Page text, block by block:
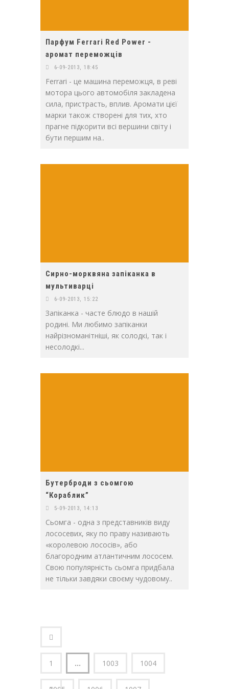
Парфум Ferrari Red Power -
аромат переможців
6-09-2013, 18:45
Ferrari - це машина переможця, в реві
мотора цього автомобіля закладена
сила, пристрасть, вплив. Аромати цієї
марки також створені для тих, хто
прагне підкорити всі вершини світу і
бути першим на..
Сирно-морквяна запіканка в
мультиварці
6-09-2013, 15:22
Запіканка - часте блюдо в нашій
родині. Ми любимо запіканки
найрізноманітніші, як солодкі, так і
несолодкі...
Бутерброди з сьомгою
“Кораблик”
5-09-2013, 14:13
Сьомга - одна з представників виду
лососевих, яку по праву називають
«королевою лососів», або
благородним атлантичним лососем.
Свою популярність сьомга придбала
не тільки завдяки своєму чудовому..
1 ... 1003 1004